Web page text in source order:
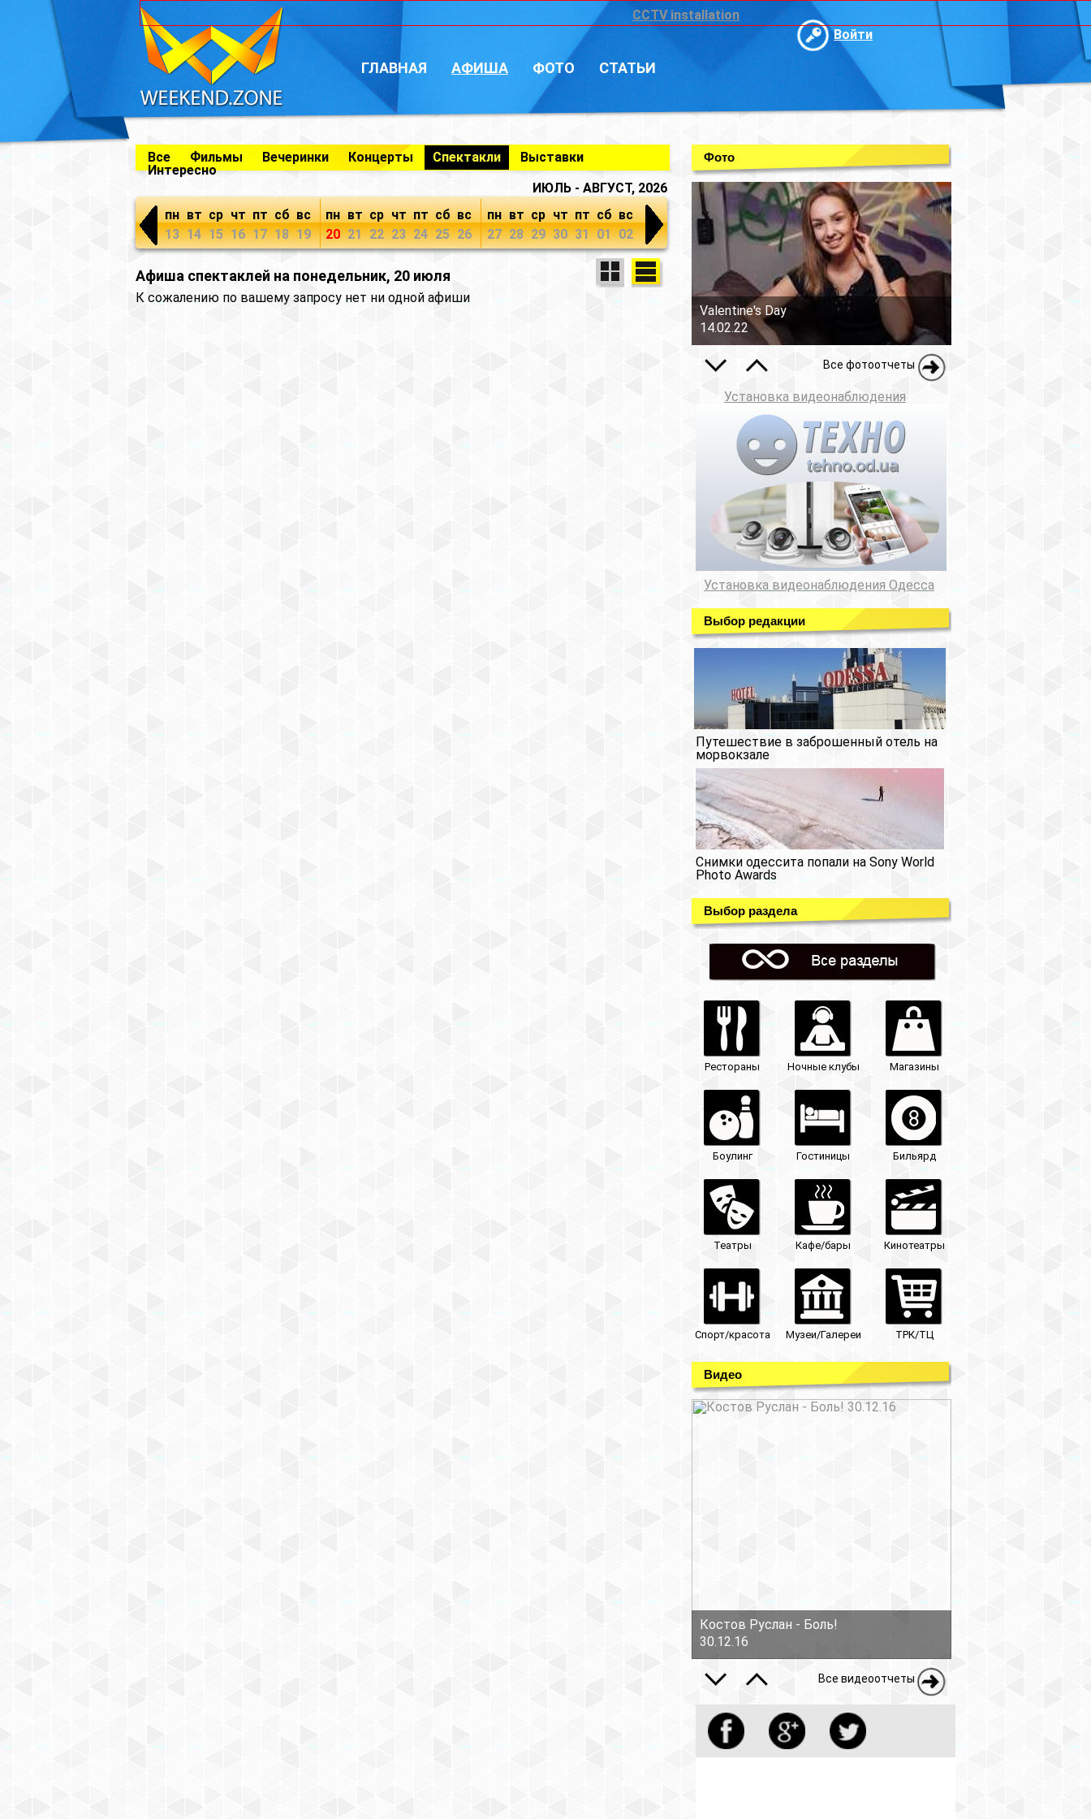
CCTV installation
Войти
ГЛАВНАЯ АФИША ФОТО СТАТЬИ
Все Фильмы Вечеринки Концерты Спектакли
Выставки
Интересно
ИЮЛЬ - АВГУСТ, 2026
пн
13
вт
14
ср
15
чт
16
пт
17
сб
18
вс
19
пн
20
вт
21
ср
22
чт
23
пт
24
сб
25
вс
26
пн
27
вт
28
ср
29
чт
30
пт
31
сб
01
вс
02
Афиша спектаклей на понедельник, 20 июля
К сожалению по вашему запросу нет ни одной афиши
Фото
Valentine's Day
14.02.22
Все фотоотчеты
Установка видеонаблюдения
Установка видеонаблюдения Одесса
Выбор редакции
Путешествие в заброшенный отель на
морвокзале
Снимки одессита попали на Sony World
Photo Awards
Выбор раздела
Рестораны Ночные клубы Магазины
Боулинг Гостиницы Бильярд
Театры Кафе/бары Кинотеатры
Спорт/красота Музеи/Галереи ТРК/ТЦ
Видео
Костов Руслан - Боль!
30.12.16
Все видеоотчеты